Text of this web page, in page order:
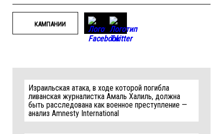
КАМПАНИИ
Израильская атака, в ходе которой погибла
ливанская журналистка Амаль Халиль, должна
быть расследована как военное преступление —
анализ Amnesty International